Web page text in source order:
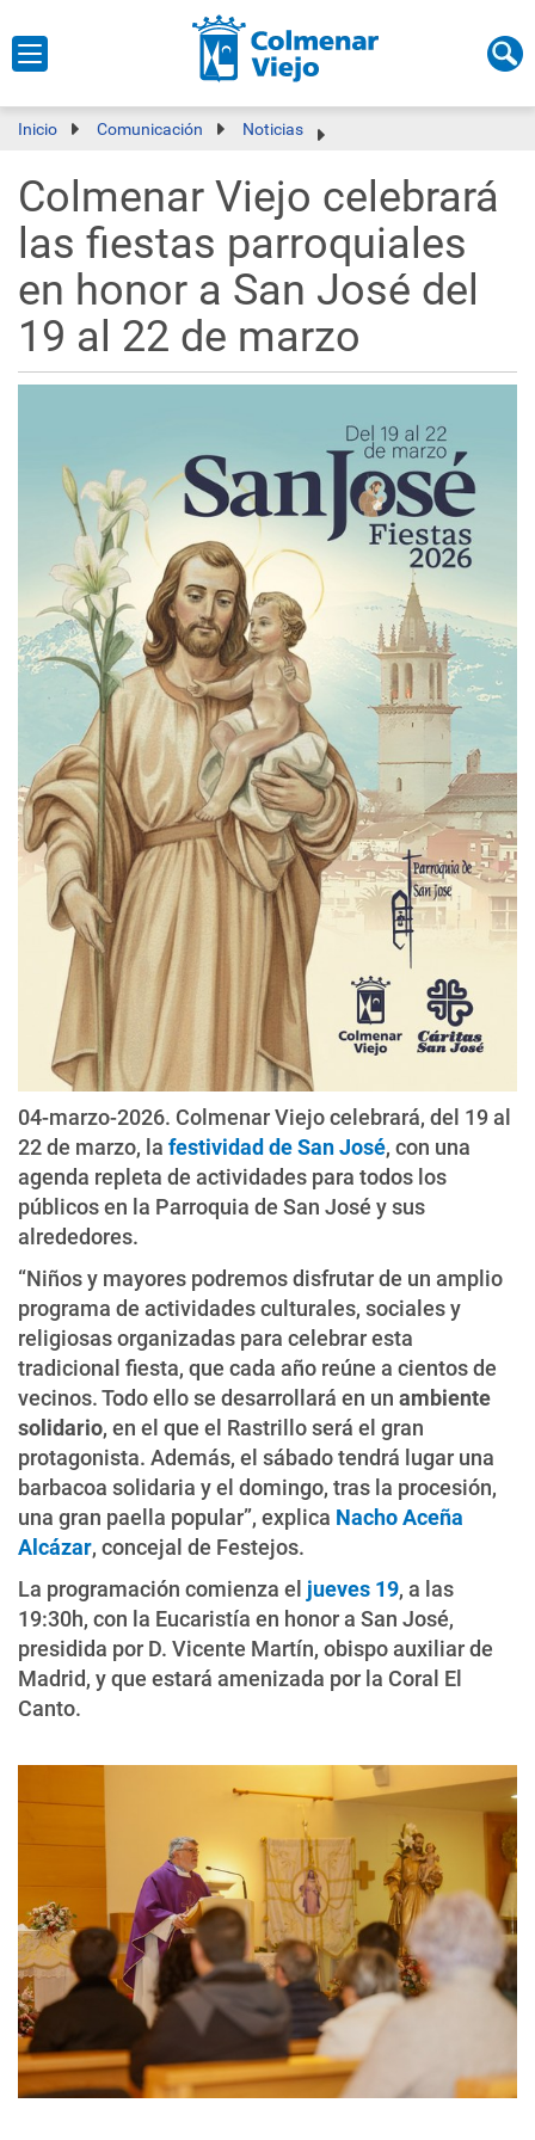
Inicio Comunicación Noticias
Colmenar Viejo celebrará
las fiestas parroquiales
en honor a San José del
19 al 22 de marzo
04-marzo-2026. Colmenar Viejo celebrará, del 19 al
22 de marzo, la festividad de San José, con una
agenda repleta de actividades para todos los
públicos en la Parroquia de San José y sus
alrededores.
“Niños y mayores podremos disfrutar de un amplio
programa de actividades culturales, sociales y
religiosas organizadas para celebrar esta
tradicional fiesta, que cada año reúne a cientos de
vecinos. Todo ello se desarrollará en un ambiente
solidario, en el que el Rastrillo será el gran
protagonista. Además, el sábado tendrá lugar una
barbacoa solidaria y el domingo, tras la procesión,
una gran paella popular”, explica Nacho Aceña
Alcázar, concejal de Festejos.
La programación comienza el jueves 19, a las
19:30h, con la Eucaristía en honor a San José,
presidida por D. Vicente Martín, obispo auxiliar de
Madrid, y que estará amenizada por la Coral El
Canto.